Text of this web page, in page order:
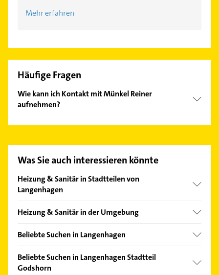
Mehr erfahren
Häufige Fragen
Wie kann ich Kontakt mit Münkel Reiner
aufnehmen?
finden Sie alleKontaktdaten.
Was Sie auch interessieren könnte
Heizung & Sanitär in Stadtteilen von
Langenhagen
Engelbostel
Krähenwinkel
Heizung & Sanitär in der Umgebung
Hannover
Seelze
Isernhagen
Beliebte Suchen in Langenhagen
Kammerjäger
Bauunternehmen
Beliebte Suchen in Langenhagen Stadtteil
Godshorn